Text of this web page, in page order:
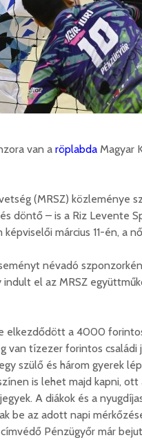
van a röplabda Magyar
(MRSZ) közleménye
döntő – is a Riz Levente
március 11-én, a
névadó
indult el az MRSZ
elkezdődött a 4000
van tízezer forintos családi
szülő és három gyerek
is lehet majd kapni,
A diákok és a
be az adott napi
Pénzügyőr már